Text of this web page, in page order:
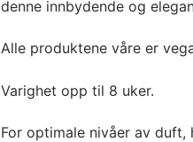
denne innbydende og
Alle produktene våre er
Varighet opp til 8 uker.
For optimale nivåer av duft,